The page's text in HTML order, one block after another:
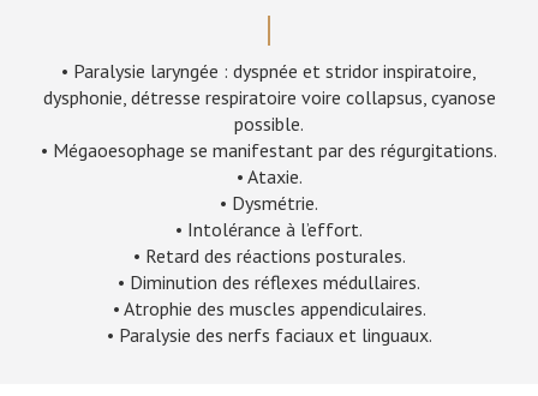
• Paralysie laryngée : dyspnée et stridor inspiratoire,
dysphonie, détresse respiratoire voire collapsus, cyanose
possible.
• Mégaoesophage se manifestant par des régurgitations.
• Ataxie.
• Dysmétrie.
• Intolérance à l’effort.
• Retard des réactions posturales.
• Diminution des réflexes médullaires.
• Atrophie des muscles appendiculaires.
• Paralysie des nerfs faciaux et linguaux.